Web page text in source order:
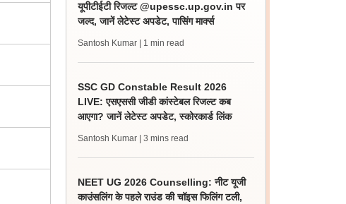
यूपीटीईटी रिजल्ट @upessc.up.gov.in पर
जल्द, जानें लेटेस्ट अपडेट, पासिंग मार्क्स
Santosh Kumar | 1 min read
SSC GD Constable Result 2026
LIVE: एसएससी जीडी कांस्टेबल रिजल्ट कब
आएगा? जानें लेटेस्ट अपडेट, स्कोरकार्ड लिंक
Santosh Kumar | 3 mins read
NEET UG 2026 Counselling: नीट यूजी
काउंसलिंग के पहले राउंड की चॉइस फिलिंग टली,